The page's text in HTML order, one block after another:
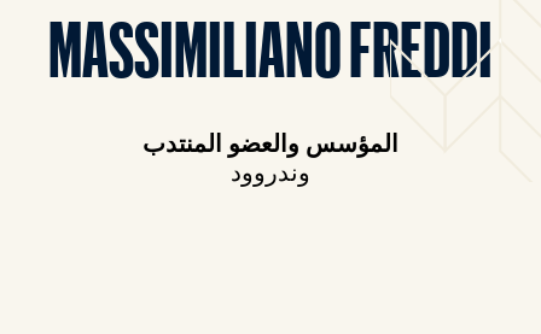
MASSIMILIANO FREDDI
المؤسس والعضو المنتدب
وندروود